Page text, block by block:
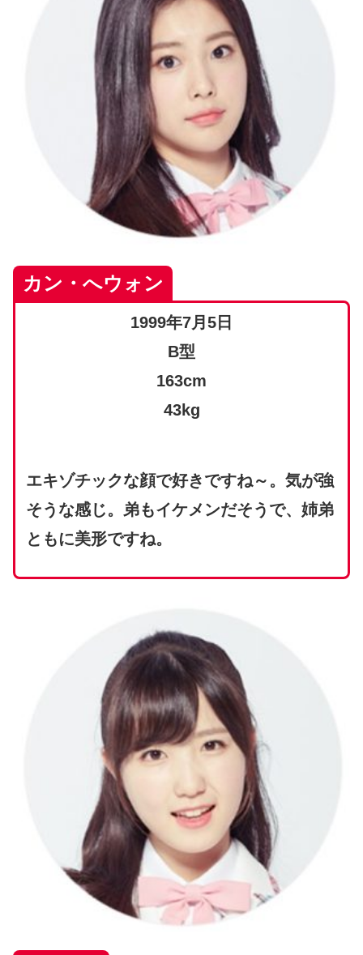
カン・へウォン
1999年7月5日
B型
163cm
43kg
エキゾチックな顔で好きですね～。気が強
そうな感じ。弟もイケメンだそうで、姉弟
ともに美形ですね。